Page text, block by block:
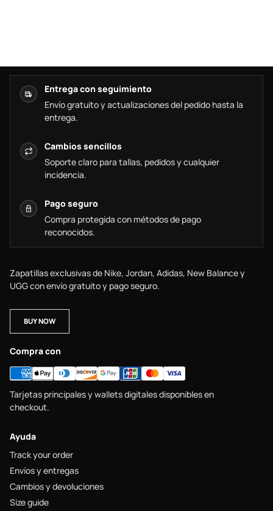
Entrega con seguimiento
Envío gratuito y actualizaciones del pedido hasta la
entrega.
Cambios sencillos
Soporte claro para tallas, pedidos y cualquier
incidencia.
Pago seguro
Compra protegida con métodos de pago
reconocidos.
Zapatillas exclusivas de Nike, Jordan, Adidas, New Balance y
UGG con envío gratuito y pago seguro.
BUY NOW
Compra con
Tarjetas principales y wallets digitales disponibles en
checkout.
Ayuda
Track your order
Envíos y entregas
Cambios y devoluciones
Size guide